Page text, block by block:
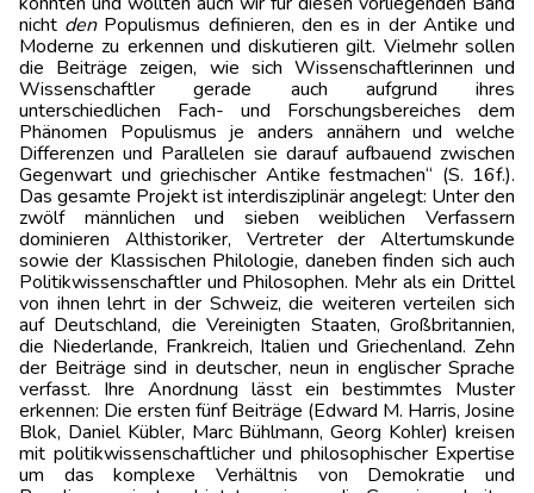
nicht denPopulismus definieren, den es in der Antike und
Moderne zu erkennen und diskutieren gilt. Vielmehr sollen
die Beiträge zeigen, wie sich Wissenschaftlerinnen und
Wissenschaftler gerade auch aufgrund ihres
unterschiedlichen Fach- und Forschungsbereiches dem
Phänomen Populismus je anders annähern und welche
Differenzen und Parallelen sie darauf aufbauend zwischen
Gegenwart und griechischer Antike festmachen“ (S. 16f.).
Das gesamte Projekt ist interdisziplinär angelegt: Unter den
zwölf männlichen und sieben weiblichen Verfassern
dominieren Althistoriker, Vertreter der Altertumskunde
sowie der Klassischen Philologie, daneben finden sich auch
Politikwissenschaftler und Philosophen. Mehr als ein Drittel
von ihnen lehrt in der Schweiz, die weiteren verteilen sich
auf Deutschland, die Vereinigten Staaten, Großbritannien,
die Niederlande, Frankreich, Italien und Griechenland. Zehn
der Beiträge sind in deutscher, neun in englischer Sprache
verfasst. Ihre Anordnung lässt ein bestimmtes Muster
erkennen: Die ersten fünf Beiträge (Edward M. Harris, Josine
Blok, Daniel Kübler, Marc Bühlmann, Georg Kohler) kreisen
mit politikwissenschaftlicher und philosophischer Expertise
um das komplexe Verhältnis von Demokratie und